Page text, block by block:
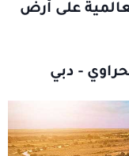
على أرض
- دبي